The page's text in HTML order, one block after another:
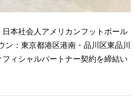
本社会人アメリカンフットボール
ン：東京都港区港南・品川区東品川
ィシャルパートナー契約を締結い